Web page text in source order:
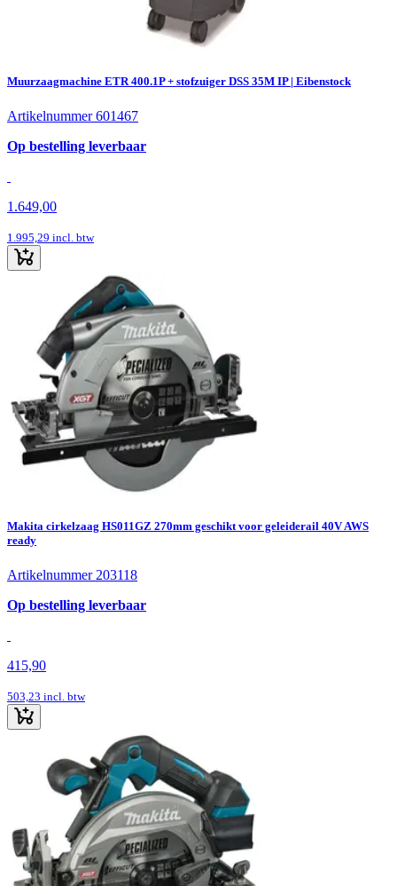
Muurzaagmachine ETR 400.1P + stofzuiger DSS 35M IP | Eibenstock
Artikelnummer 601467
Op bestelling leverbaar
1.649,00
1.995,29 incl. btw
Makita cirkelzaag HS011GZ 270mm geschikt voor geleiderail 40V AWS
ready
Artikelnummer 203118
Op bestelling leverbaar
415,90
503,23 incl. btw